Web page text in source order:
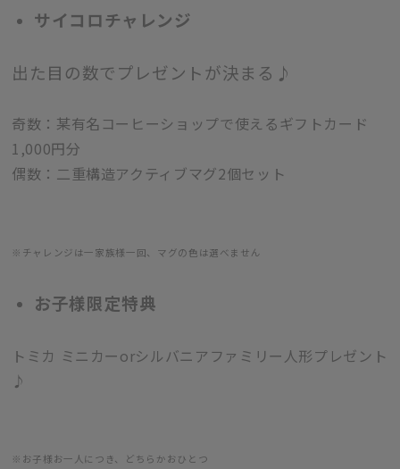
サイコロチャレンジ
出た目の数でプレゼントが決まる♪
奇数：某有名コーヒーショップで使えるギフトカード
1,000円分
偶数：二重構造アクティブマグ2個セット
※チャレンジは一家族様一回、マグの色は選べません
お子様限定特典
トミカ ミニカーorシルバニアファミリー人形プレゼント
♪
※お子様お一人につき、どちらかおひとつ